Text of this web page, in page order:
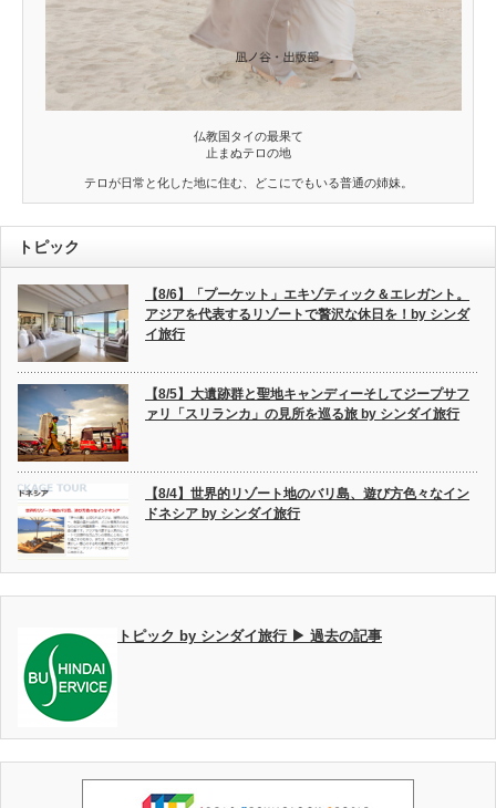
仏教国タイの最果て
止まぬテロの地
テロが日常と化した地に住む、どこにでもいる普通の姉妹。
トピック
【8/6】「プーケット」エキゾティック＆エレガント。
アジアを代表するリゾートで贅沢な休日を！by シンダ
イ旅行
【8/5】大遺跡群と聖地キャンディーそしてジープサフ
ァリ「スリランカ」の見所を巡る旅 by シンダイ旅行
【8/4】世界的リゾート地のバリ島、遊び方色々なイン
ドネシア by シンダイ旅行
トピック by シンダイ旅行 ▶ 過去の記事